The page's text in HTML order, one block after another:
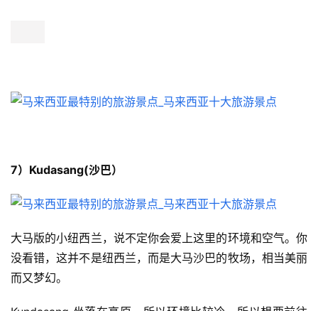
7）Kudasang(沙巴）
大马版的小纽西兰，说不定你会爱上这里的环境和空气。你
没看错，这并不是纽西兰，而是大马沙巴的牧场，相当美丽
而又梦幻。